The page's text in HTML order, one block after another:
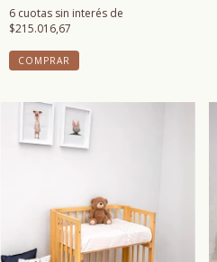
6 cuotas sin interés de
$215.016,67
COMPRAR